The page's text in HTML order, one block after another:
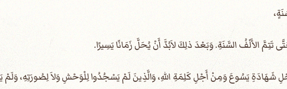
شَهَادَةِ يَسُوعَ وَمِنْ أَجْلِ كَلِمَةِ اللهِ، وَالَّذِينَ لَمْ يَسْجُدُوا لِلْوَحْشِ وَلاَ لِصُورَتِهِ،